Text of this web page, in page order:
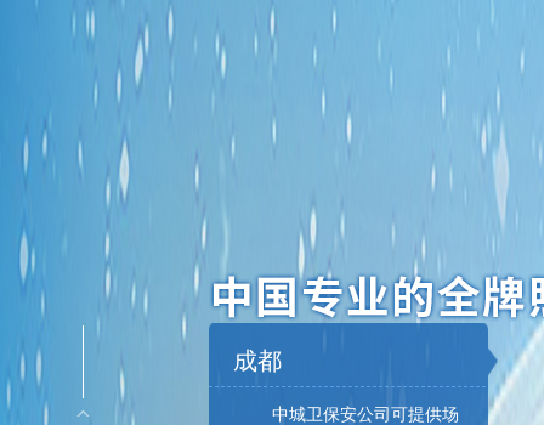
成都
中城卫保安公司可提供场